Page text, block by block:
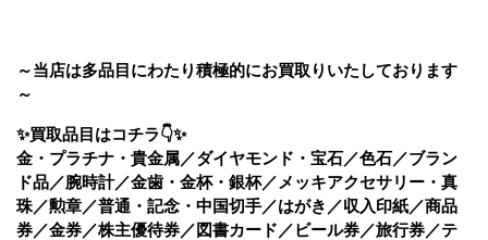
～当店は多品目にわたり積極的にお買取りいたしております
～
✨買取品目はコチラ👇✨
金・プラチナ・貴金属／ダイヤモンド・宝石／色石／ブラン
ド品／腕時計／金歯・金杯・銀杯／メッキアクセサリー・真
珠／勲章／普通・記念・中国切手／はがき／収入印紙／商品
券／金券／株主優待券／図書カード／ビール券／旅行券／テ